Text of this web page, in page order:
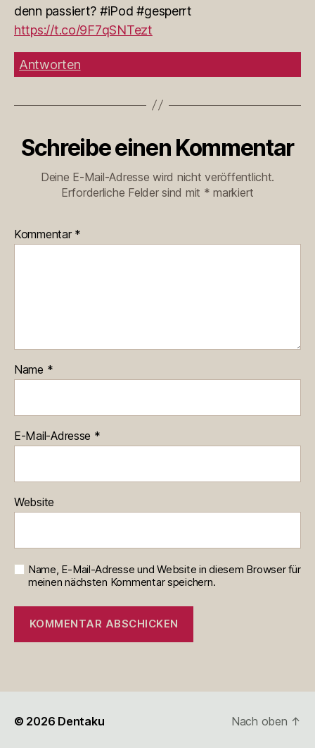
denn passiert? #iPod #gesperrt
https://t.co/9F7qSNTezt
Antworten
Schreibe einen Kommentar
Deine E-Mail-Adresse wird nicht veröffentlicht.
Erforderliche Felder sind mit * markiert
Kommentar *
Name *
E-Mail-Adresse *
Website
Name, E-Mail-Adresse und Website in diesem Browser für
meinen nächsten Kommentar speichern.
© 2026 Dentaku Nach oben ↑